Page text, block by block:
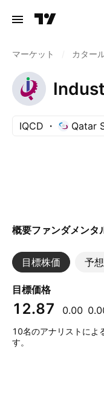
マーケット カター
IQCD Qatar
概要ファンダメンタ
目標株価 予
目標価格
12.87 0.00
10名のアナリストに
す。